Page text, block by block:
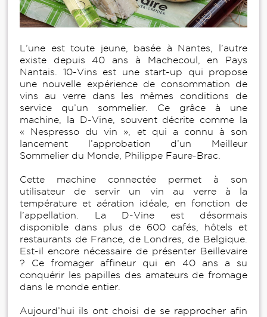
L’une est toute jeune, basée à Nantes, l'autre
existe depuis 40 ans à Machecoul, en Pays
Nantais. 10-Vins est une start-up qui propose
une nouvelle expérience de consommation de
vins au verre dans les mêmes conditions de
service qu’un sommelier. Ce grâce à une
machine, la D-Vine, souvent décrite comme la
« Nespresso du vin », et qui a connu à son
lancement l’approbation d’un Meilleur
Sommelier du Monde, Philippe Faure-Brac.
Cette machine connectée permet à son
utilisateur de servir un vin au verre à la
température et aération idéale, en fonction de
l’appellation. La D-Vine est désormais
disponible dans plus de 600 cafés, hôtels et
restaurants de France, de Londres, de Belgique.
Est-il encore nécessaire de présenter Beillevaire
? Ce fromager affineur qui en 40 ans a su
conquérir les papilles des amateurs de fromage
dans le monde entier.
Aujourd’hui ils ont choisi de se rapprocher afin